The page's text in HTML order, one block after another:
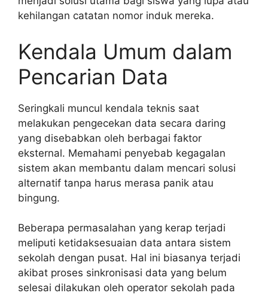
kehilangan catatan nomor induk mereka.
Kendala Umum dalam
Pencarian Data
Seringkali muncul kendala teknis saat
melakukan pengecekan data secara daring
yang disebabkan oleh berbagai faktor
eksternal. Memahami penyebab kegagalan
sistem akan membantu dalam mencari solusi
alternatif tanpa harus merasa panik atau
bingung.
Beberapa permasalahan yang kerap terjadi
meliputi ketidaksesuaian data antara sistem
sekolah dengan pusat. Hal ini biasanya terjadi
akibat proses sinkronisasi data yang belum
selesai dilakukan oleh operator sekolah pada